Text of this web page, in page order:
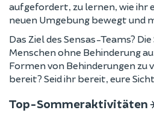
aufgefordert, zu lernen, wie ihr
neuen Umgebung bewegt und
Das Ziel des Sensas-Teams?
Menschen ohne Behinderung
Formen von Behinderungen zu
bereit? Seid ihr bereit, eure
Top-Sommeraktivitäten